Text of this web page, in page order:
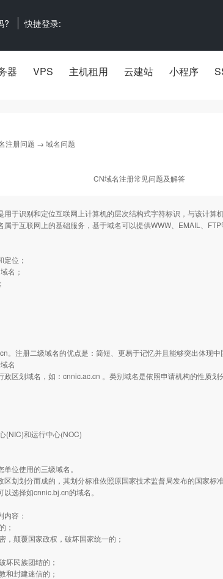
? 快捷登录:
器 VPS 主机租用 云建站 小程序
注册问题 → 域名问题
CN域名注册常见问题及解答
于识别和定位互联网上计算机的层次结构式字符标识，与该计算
于互联网上的基础服务，基于域名可以提供WWW、EMAIL、FTP
位；
名；
。注册二级域名的优点是：简短、更易于记忆并且能够突出体现中
名
区划域名，如：cnnic.ac.cn 。类别域名是依照申请机构的性质划
(NIC)和运行中心(NOC)
位使用的三级域名。
划划分而成的，其划分标准依照原国家技术监督局发布的国家标
选择如cnnic.bj.cn的域名。
容：
；
，颠覆国家政权，破坏国家统一的；
坏民族团结的；
和封建迷信的；